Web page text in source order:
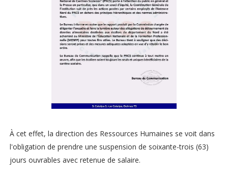
À cet effet, la direction des Ressources Humaines se voit dans
l'obligation de prendre une suspension de soixante-trois (63)
jours ouvrables avec retenue de salaire.